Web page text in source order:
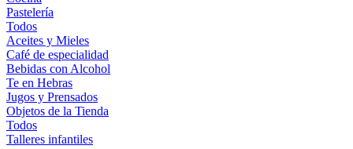
Pastelería
Todos
Aceites y Mieles
Café de especialidad
Bebidas con Alcohol
Te en Hebras
Jugos y Prensados
Objetos de la Tienda
Todos
Talleres infantiles